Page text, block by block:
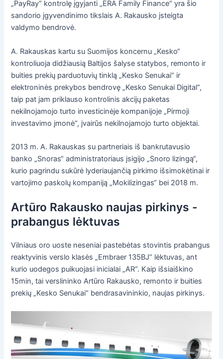
„PayRay“ kontrolę įgyjanti „ERA Family Finance“ yra šio
sandorio įgyvendinimo tikslais A. Rakausko įsteigta
valdymo bendrovė.
A. Rakauskas kartu su Suomijos koncernu „Kesko“
kontroliuoja didžiausią Baltijos šalyse statybos, remonto ir
buities prekių parduotuvių tinklą „Kesko Senukai“ ir
elektroninės prekybos bendrovę „Kesko Senukai Digital“,
taip pat jam priklauso kontrolinis akcijų paketas
nekilnojamojo turto investicinėje kompanijoje „Pirmoji
investavimo įmonė“, įvairūs nekilnojamojo turto objektai.
2013 m. A. Rakauskas su partneriais iš bankrutavusio
banko „Snoras“ administratoriaus įsigijo „Snoro lizingą“,
kurio pagrindu sukūrė lyderiaujančią pirkimo išsimokėtinai ir
vartojimo paskolų kompaniją „Mokilizingas“ bei 2018 m.
Artūro Rakausko naujas pirkinys -
prabangus lėktuvas
Vilniaus oro uoste neseniai pastebėtas stovintis prabangus
reaktyvinis verslo klasės „Embraer 135BJ“ lėktuvas, ant
kurio uodegos puikuojasi inicialai „AR“. Kaip išsiaiškino
15min, tai verslininko Artūro Rakausko, remonto ir buities
prekių „Kesko Senukai“ bendrasavininkio, naujas pirkinys.